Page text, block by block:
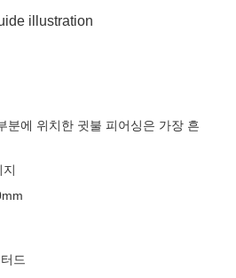
분에 위치한 귓불 피어싱은 가장 흔
드